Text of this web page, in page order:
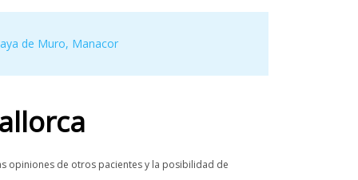
de Muro, Manacor
opiniones de otros pacientes y la posibilidad de